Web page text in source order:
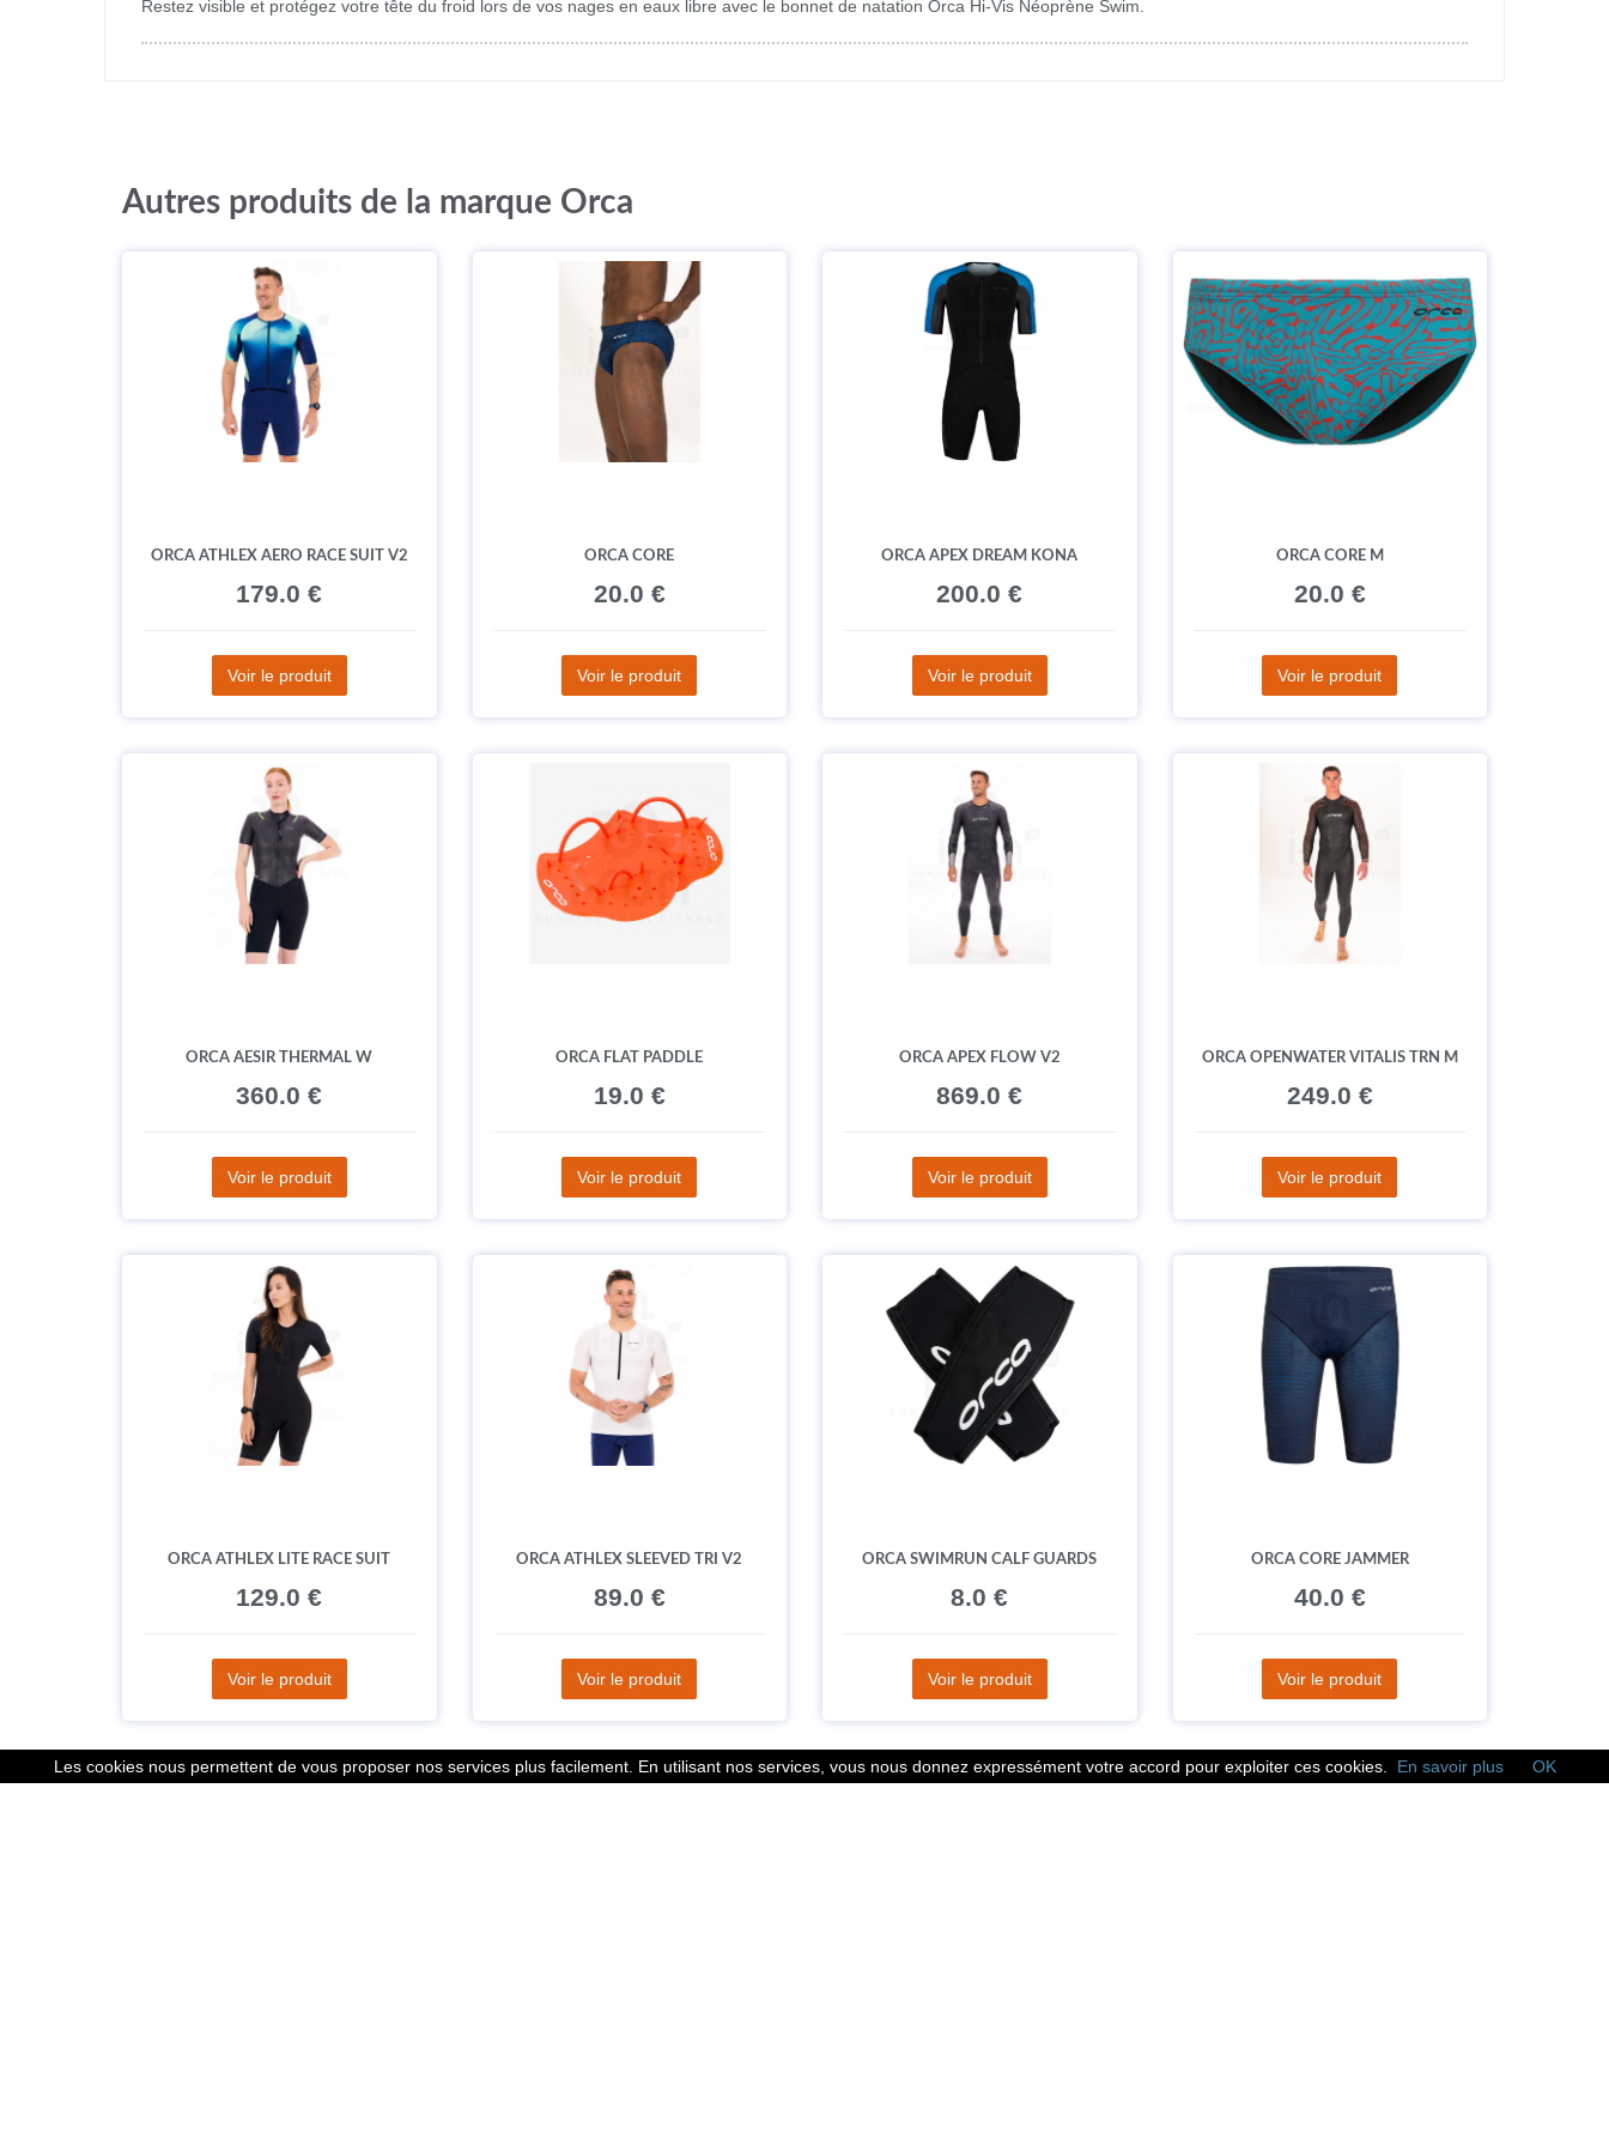
Restez visible et protégez votre tête du froid lors de vos nages en eaux libre avec le bonnet de natation Orca Hi-Vis Néoprène Swim.
Autres produits de la marque Orca
ORCA ATHLEX AERO RACE SUIT V2
179.0 €
Voir le produit
ORCA CORE
20.0 €
Voir le produit
ORCA APEX DREAM KONA
200.0 €
Voir le produit
ORCA CORE M
20.0 €
Voir le produit
ORCA AESIR THERMAL W
360.0 €
Voir le produit
ORCA FLAT PADDLE
19.0 €
Voir le produit
ORCA APEX FLOW V2
869.0 €
Voir le produit
ORCA OPENWATER VITALIS TRN M
249.0 €
Voir le produit
ORCA ATHLEX LITE RACE SUIT
129.0 €
Voir le produit
ORCA ATHLEX SLEEVED TRI V2
89.0 €
Voir le produit
ORCA SWIMRUN CALF GUARDS
8.0 €
Voir le produit
ORCA CORE JAMMER
40.0 €
Voir le produit
Les cookies nous permettent de vous proposer nos services plus facilement. En utilisant nos services, vous nous donnez expressément votre accord pour exploiter ces cookies. En savoir plus OK